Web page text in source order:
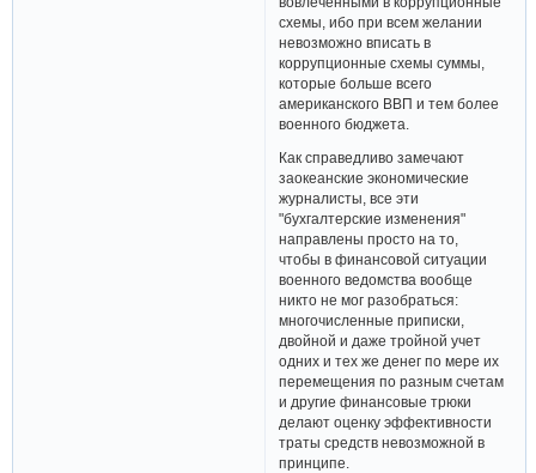
схемы, ибо при всем желании
невозможно вписать в
коррупционные схемы суммы,
которые больше всего
американского ВВП и тем более
военного бюджета.
Как справедливо замечают
заокеанские экономические
журналисты, все эти
"бухгалтерские изменения"
направлены просто на то,
чтобы в финансовой ситуации
военного ведомства вообще
никто не мог разобраться:
многочисленные приписки,
двойной и даже тройной учет
одних и тех же денег по мере их
перемещения по разным счетам
и другие финансовые трюки
делают оценку эффективности
траты средств невозможной в
принципе.